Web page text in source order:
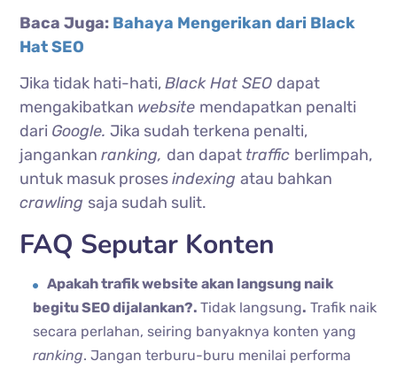
Baca Juga: Bahaya Mengerikan dari Black
Hat SEO
Jika tidak hati-hati,Black Hat SEO dapat
mengakibatkan website mendapatkan penalti
dari Google.Jika sudah terkena penalti,
jangankanranking, dan dapat traffic berlimpah,
untuk masuk prosesindexingatau bahkan
crawling saja sudah sulit.
FAQ Seputar Konten
Apakah trafik website akan langsung naik
begitu SEO dijalankan?.Tidak langsung. Trafik naik
secara perlahan, seiring banyaknya konten yang
ranking. Jangan terburu-buru menilai performa